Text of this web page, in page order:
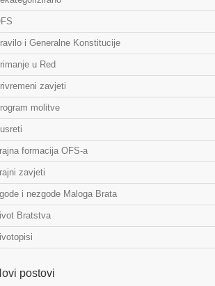
i Generalne Konstitucije
u Red
zavjeti
molitve
formacija OFS-a
zavjeti
i nezgode Maloga Brata
Bratstva
postovi